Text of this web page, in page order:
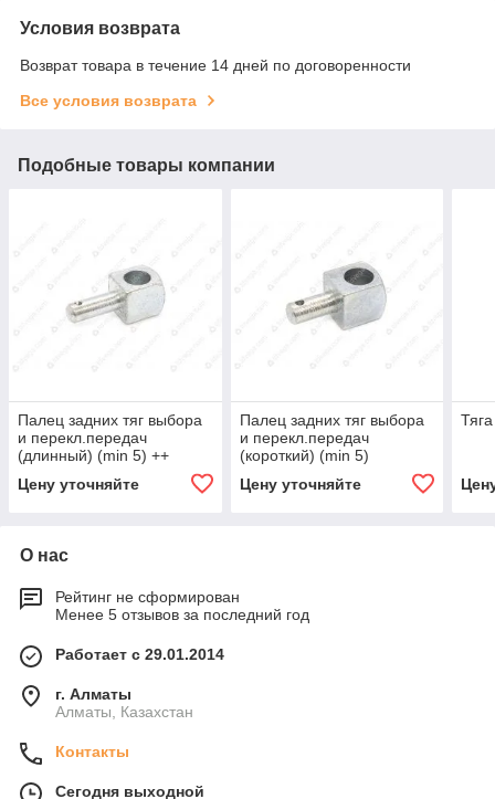
Условия возврата
Возврат товара в течение 14 дней по договоренности
Все условия возврата
Подобные товары компании
Палец задних тяг выбора
и перекл.передач
(длинный) (min 5) ++
Цену уточняйте
Палец задних тяг выбора
и перекл.передач
(короткий) (min 5)
Цену уточняйте
О нас
Рейтинг не сформирован
Менее 5 отзывов за последний год
Работает с 29.01.2014
г. Алматы
Алматы, Казахстан
Контакты
Сегодня выходной